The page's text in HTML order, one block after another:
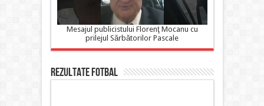
Mesajul publicistului Florenţ Mocanu cu
prilejul Sărbătorilor Pascale
Rezultate FOTBAL